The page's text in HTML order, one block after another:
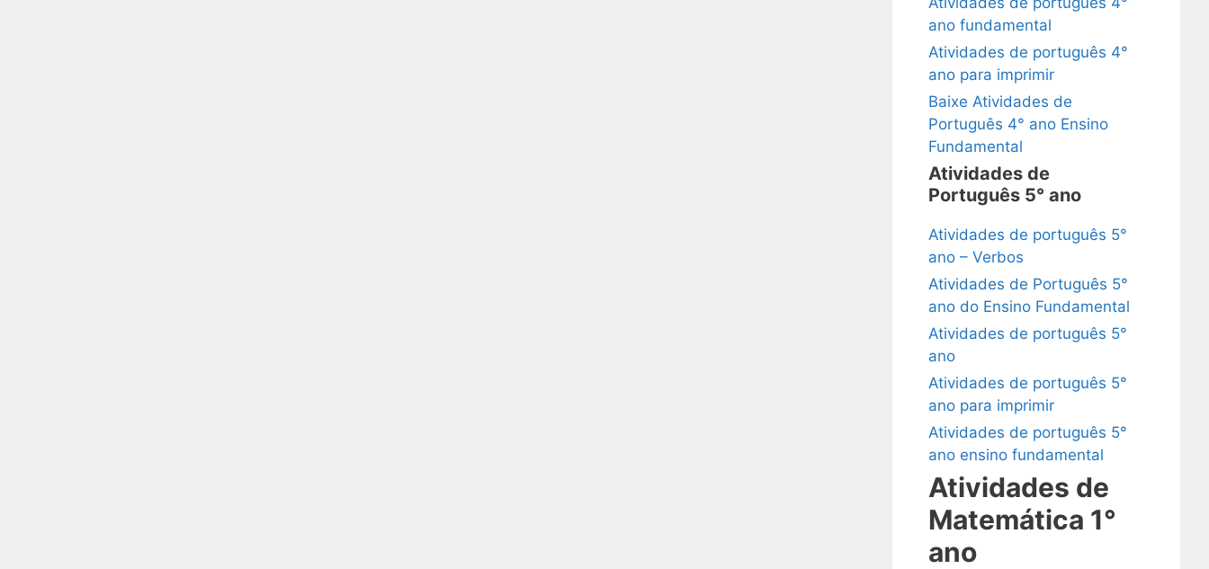
ano fundamental
Atividades de português 4°
ano para imprimir
Baixe Atividades de
Português 4° ano Ensino
Fundamental
Atividades de
Português 5° ano
Atividades de português 5°
ano – Verbos
Atividades de Português 5°
ano do Ensino Fundamental
Atividades de português 5°
ano
Atividades de português 5°
ano para imprimir
Atividades de português 5°
ano ensino fundamental
Atividades de
Matemática 1°
ano